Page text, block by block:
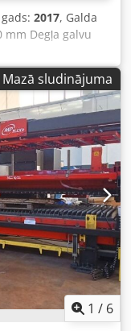
2017, Galda
mm Degļa galvu
C Kopējais
12,5 t
x 6000 x 2200
sērija Vadītās ass:
kustības
Maksimālais
8 mm alumīnijs
x 1550mm
(X/Y): 170 m/min
Dodjvwgu Dopfx
kg Nominālā jauda:
mm Iekārtas
mm Iekārtas
Mazā sludinājuma
1 / 6